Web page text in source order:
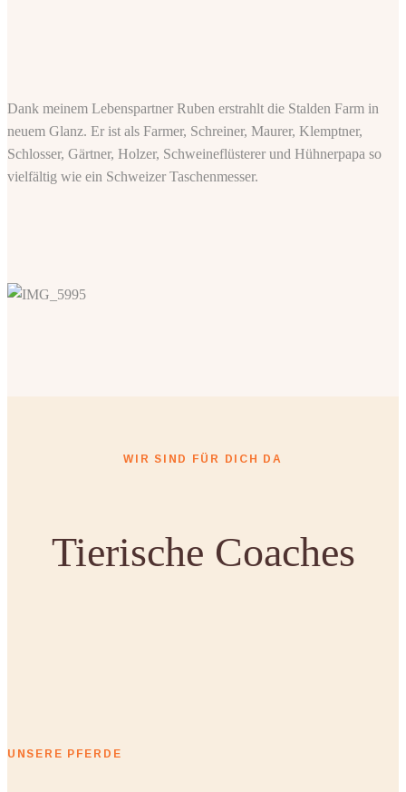
Dank meinem Lebenspartner Ruben erstrahlt die Stalden Farm in
neuem Glanz. Er ist als Farmer, Schreiner, Maurer, Klemptner,
Schlosser, Gärtner, Holzer, Schweineflüsterer und Hühnerpapa so
vielfältig wie ein Schweizer Taschenmesser.
WIR SIND FÜR DICH DA
Tierische Coaches
UNSERE PFERDE